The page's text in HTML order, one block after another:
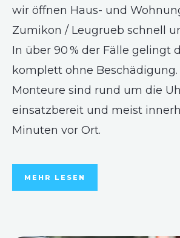
wir öffnen Haus- und
Zumikon / Leugrueb schnell
In über 90 % der Fälle gelingt
komplett ohne Beschädigung.
Monteure sind rund um die
einsatzbereit und meist
Minuten vor Ort.
MEHR LESEN